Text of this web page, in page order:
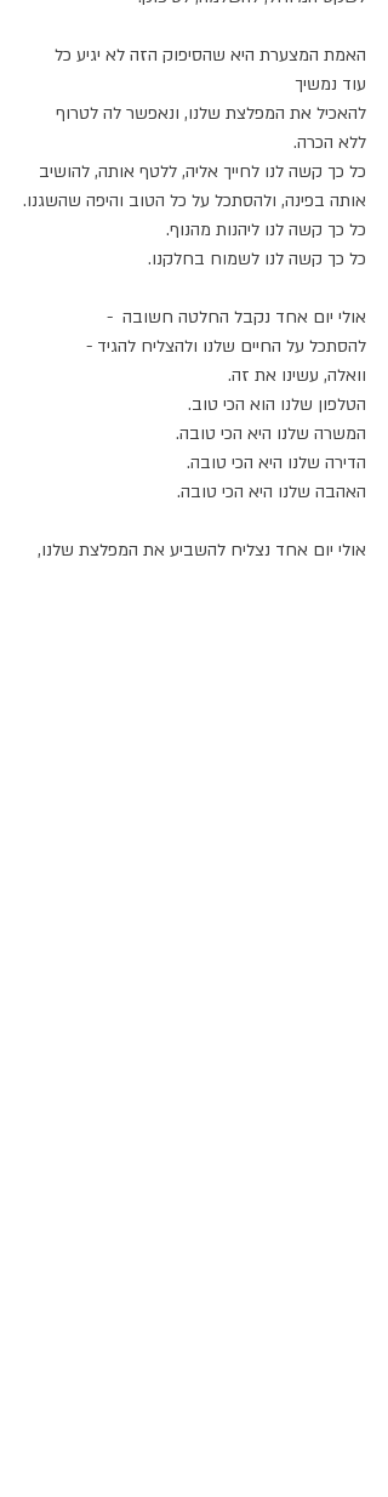
האמת המצערת היא שהסיפוק הזה לא יגיע כל
עוד נמשיך
להאכיל את המפלצת שלנו, ונאפשר לה לטרוף
ללא הכרה.
כל כך קשה לנו לחייך אליה, ללטף אותה, להושיב
אותה בפינה, ולהסתכל על כל הטוב והיפה שהשגנו.
כל כך קשה לנו ליהנות מהנוף.
כל כך קשה לנו לשמוח בחלקנו.
אולי יום אחד נקבל החלטה חשובה  -
להסתכל על החיים שלנו ולהצליח להגיד -
וואלה, עשינו את זה.
הטלפון שלנו הוא הכי טוב.
המשרה שלנו היא הכי טובה.
הדירה שלנו היא הכי טובה.
האהבה שלנו היא הכי טובה.
אולי יום אחד נצליח להשביע את המפלצת שלנו,